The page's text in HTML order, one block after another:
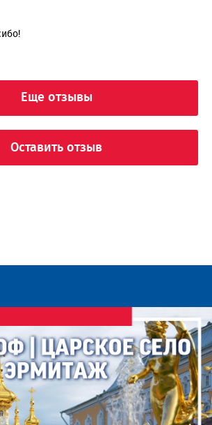
Еще отзывы
Оставить отзыв